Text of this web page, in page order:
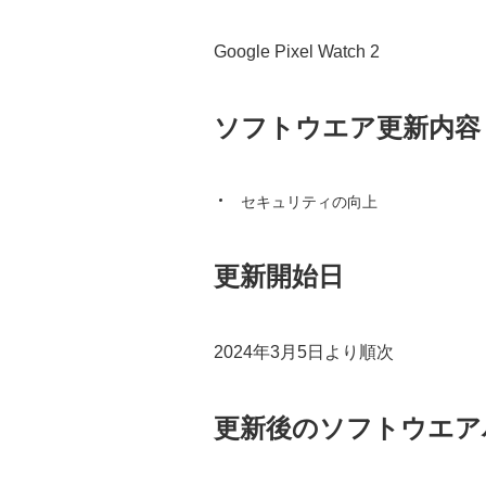
Google Pixel Watch 2
ソフトウエア更新内容
セキュリティの向上
更新開始日
2024年3月5日より順次
更新後のソフトウエ